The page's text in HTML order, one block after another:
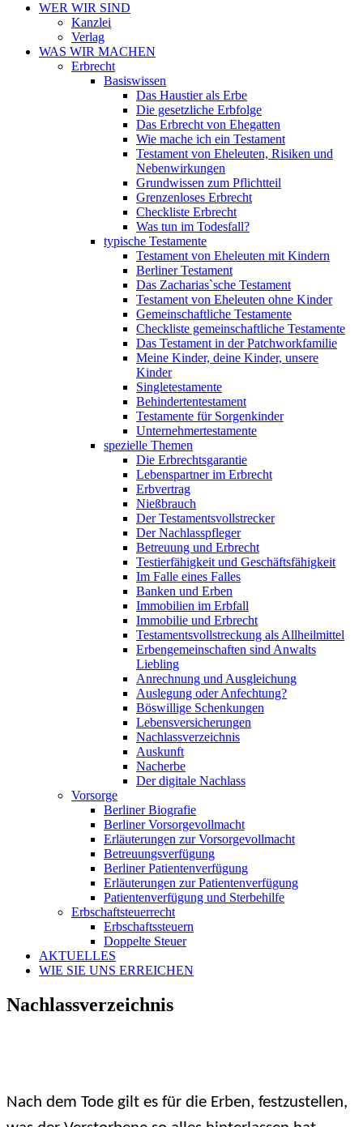
WER WIR SIND
Kanzlei
Verlag
WAS WIR MACHEN
Erbrecht
Basiswissen
Das Haustier als Erbe
Die gesetzliche Erbfolge
Das Erbrecht von Ehegatten
Wie mache ich ein Testament
Testament von Eheleuten, Risiken und
Nebenwirkungen
Grundwissen zum Pflichtteil
Grenzenloses Erbrecht
Checkliste Erbrecht
Was tun im Todesfall?
typische Testamente
Testament von Eheleuten mit Kindern
Berliner Testament
Das Zacharias`sche Testament
Testament von Eheleuten ohne Kinder
Gemeinschaftliche Testamente
Checkliste gemeinschaftliche Testamente
Das Testament in der Patchworkfamilie
Meine Kinder, deine Kinder, unsere
Kinder
Singletestamente
Behindertentestament
Testamente für Sorgenkinder
Unternehmertestamente
spezielle Themen
Die Erbrechtsgarantie
Lebenspartner im Erbrecht
Erbvertrag
Nießbrauch
Der Testamentsvollstrecker
Der Nachlasspfleger
Betreuung und Erbrecht
Testierfähigkeit und Geschäftsfähigkeit
Im Falle eines Falles
Banken und Erben
Immobilien im Erbfall
Immobilie und Erbrecht
Testamentsvollstreckung als Allheilmittel
Erbengemeinschaften sind Anwalts
Liebling
Anrechnung und Ausgleichung
Auslegung oder Anfechtung?
Böswillige Schenkungen
Lebensversicherungen
Nachlassverzeichnis
Auskunft
Nacherbe
Der digitale Nachlass
Vorsorge
Berliner Biografie
Berliner Vorsorgevollmacht
Erläuterungen zur Vorsorgevollmacht
Betreuungsverfügung
Berliner Patientenverfügung
Erläuterungen zur Patientenverfügung
Patientenverfügung und Sterbehilfe
Erbschaftsteuerrecht
Erbschaftssteuern
Doppelte Steuer
AKTUELLES
WIE SIE UNS ERREICHEN
Nachlassverzeichnis
Nach dem Tode gilt es für die Erben, festzustellen,